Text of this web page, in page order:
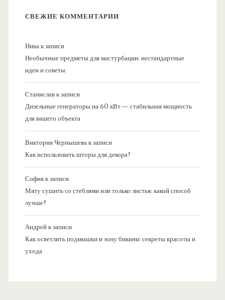
СВЕЖИЕ КОММЕНТАРИИ
Никак записи
Необычные предметы для мастурбации: нестандартные
идеи и советы
Станиславк записи
Дизельные генераторы на 60 кВт — стабильная мощность
для вашего объекта
Виктория Чернышевак записи
Как использовать шторы для декора?
Софияк записи
Мяту сушить со стеблями или только листья: какой способ
лучше?
Андрейк записи
Как осветлить подмышки и зону бикини: секреты красоты и
ухода